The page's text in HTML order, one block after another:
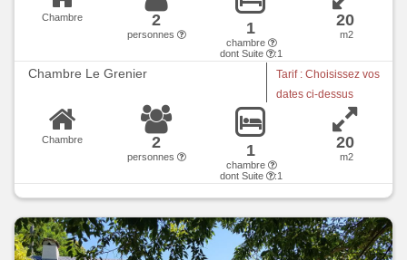
Chambre 2
personnes 1
chambre
dont Suite
:1
20
m2
Chambre Le Grenier
Tarif : Choisissez vos
dates ci-dessus
Chambre 2
personnes 1
chambre
dont Suite
:1
20
m2